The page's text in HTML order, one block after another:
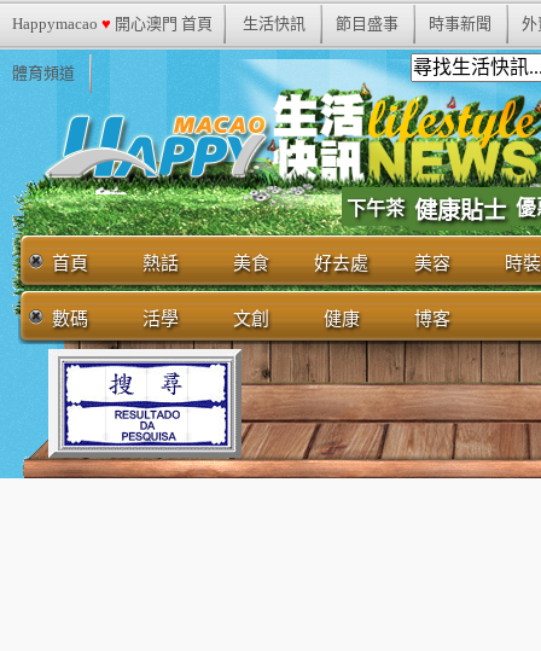
Happymacao ♥ 開心澳門 首頁 生活快訊 節目盛事 時事新聞 外
體育頻道
下午茶 健康貼士 優
首頁 熱話 美食 好去處 美容 時裝
數碼 活學 文創 健康 博客